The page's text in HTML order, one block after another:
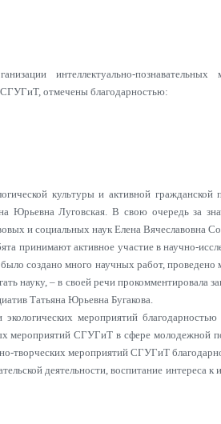
интеллектуально-
отмечены благодарностью:
культуры и активной
Юрьевна Луговская. В свою очередь за
и социальных наук Елена Вячеславовна
принимают активное участие в научно-
создано много научных работ,
науку, – в своей речи
Татьяна Юрьевна Бугакова.
экологических мероприятий
мероприятий СГУГиТ в сфере молодежной
творческих мероприятий СГУГиТ
деятельности, воспитание